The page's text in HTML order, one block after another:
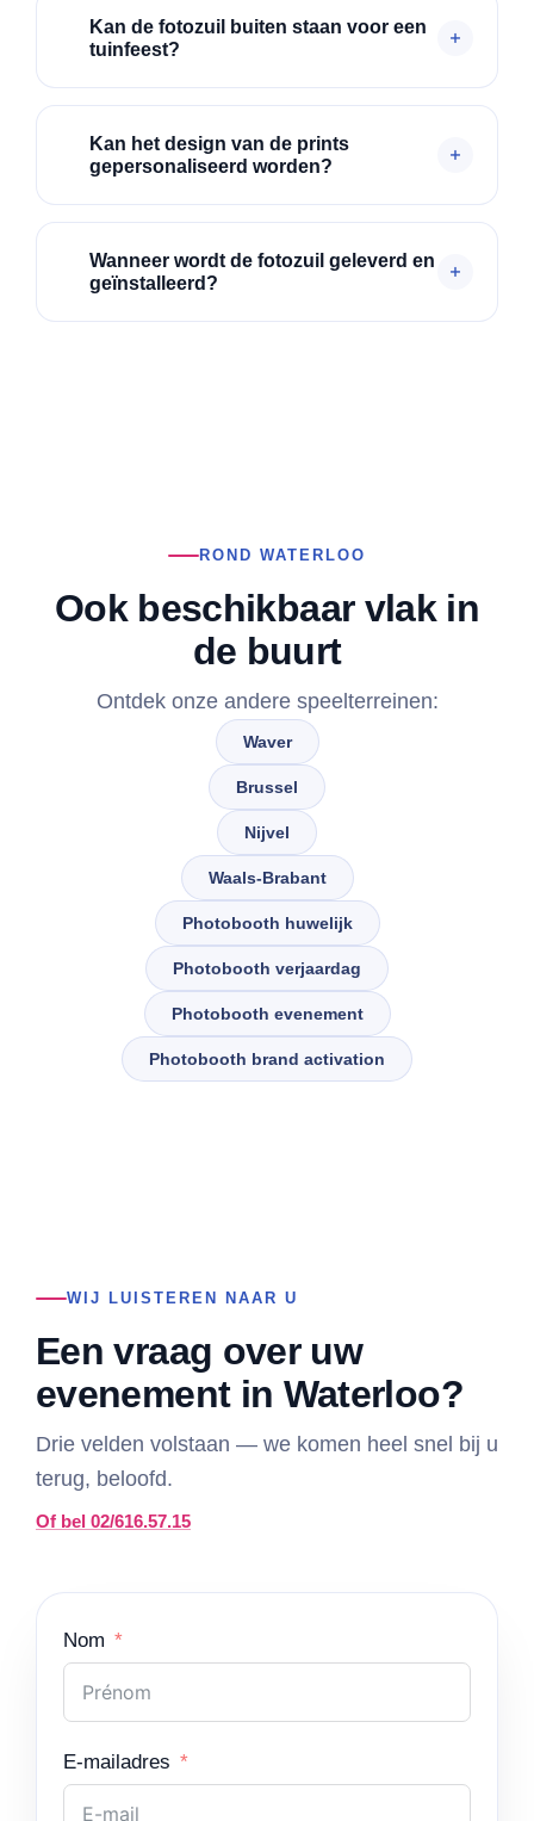
Kan de fotozuil buiten staan voor een
tuinfeest?
Kan het design van de prints
gepersonaliseerd worden?
Wanneer wordt de fotozuil geleverd en
geïnstalleerd?
ROND WATERLOO
Ook beschikbaar vlak in
de buurt
Ontdek onze andere speelterreinen:
Waver
Brussel
Nijvel
Waals-Brabant
Photobooth huwelijk
Photobooth verjaardag
Photobooth evenement
Photobooth brand activation
WIJ LUISTEREN NAAR U
Een vraag over uw
evenement in Waterloo?
Drie velden volstaan — we komen heel snel bij u
terug, beloofd.
Of bel 02/616.57.15
Nom
E-mailadres